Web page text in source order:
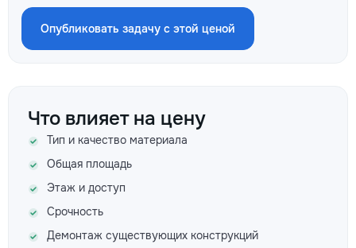
Опубликовать задачу с этой ценой
Что влияет на цену
Тип и качество материала
Общая площадь
Этаж и доступ
Срочность
Демонтаж существующих конструкций